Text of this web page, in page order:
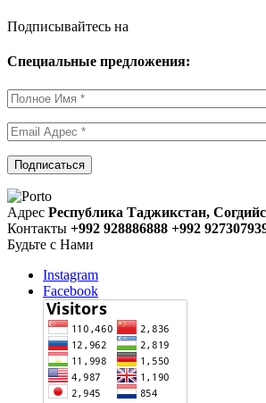
Подписывайтесь на
Специальные предложения:
Адрес Республика Таджикстан,
Контакты +992 928886888 +992
Будьте с Нами
Instagram
Facebook